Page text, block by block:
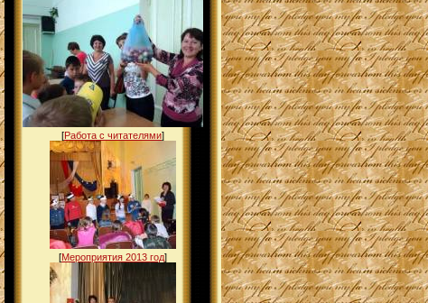
[Работа с читателями]
[Мероприятия 2013 год]